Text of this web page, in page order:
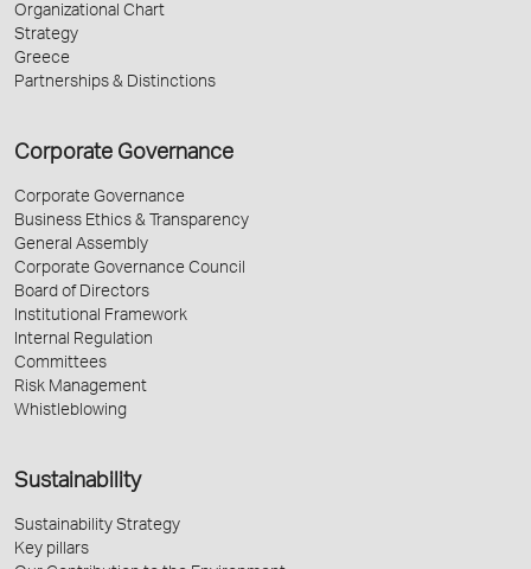
Organizational Chart
Strategy
Greece
Partnerships & Distinctions
Corporate Governance
Corporate Governance
Business Ethics & Transparency
General Assembly
Corporate Governance Council
Board of Directors
Institutional Framework
Internal Regulation
Committees
Risk Management
Whistleblowing
Sustainability
Sustainability Strategy
Key pillars